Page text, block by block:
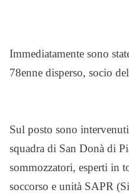
Immediatamente sono
78enne disperso, socio
Sul posto sono
squadra di San Donà di
sommozzatori, esperti in
soccorso e unità SAPR